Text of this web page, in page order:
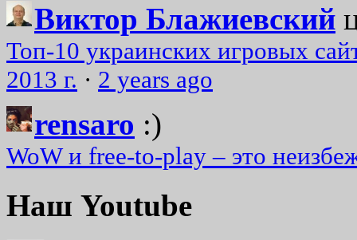
Виктор Блажиевский
Топ-10 украинских игровых
2013 г. · 2 years ago
rensaro :)
WoW и free-to-play – это
Наш Youtube